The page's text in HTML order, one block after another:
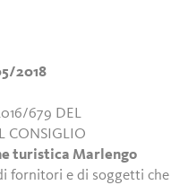
2018
679 DEL
CONSIGLIO
turistica Marlengo
fornitori e di soggetti che